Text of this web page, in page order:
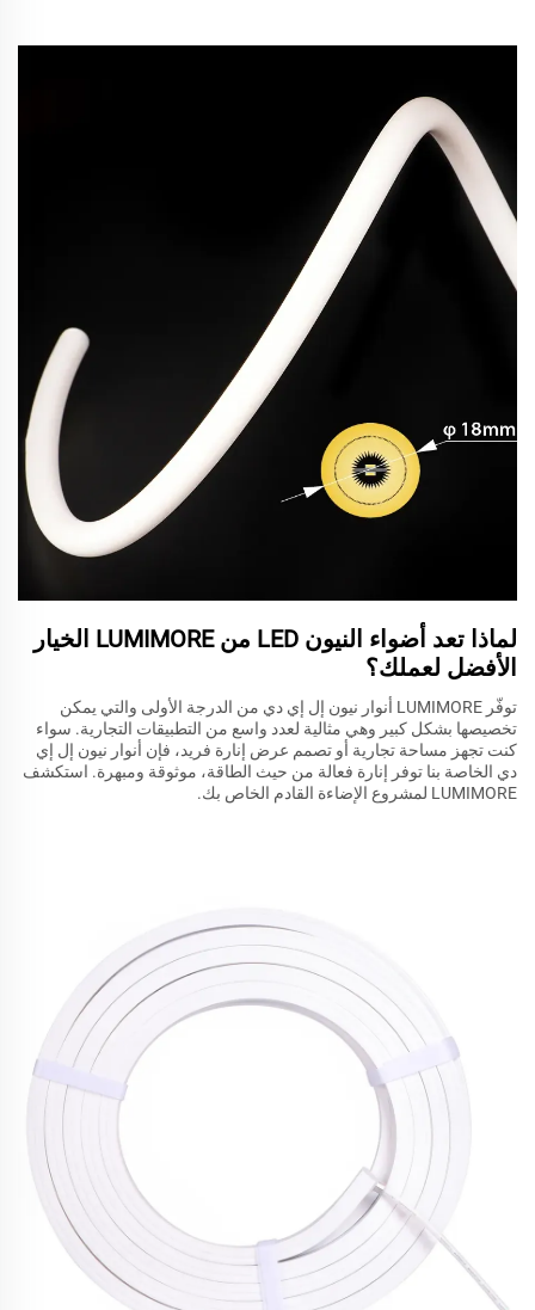
لماذا تعد أضواء النيون LED من LUMIMORE الخيار
الأفضل لعملك؟
توفّر LUMIMORE أنوار نيون إل إي دي من الدرجة الأولى والتي يمكن
تخصيصها بشكل كبير وهي مثالية لعدد واسع من التطبيقات التجارية. سواء
كنت تجهز مساحة تجارية أو تصمم عرض إنارة فريد، فإن أنوار نيون إل إي
دي الخاصة بنا توفر إنارة فعالة من حيث الطاقة، موثوقة ومبهرة. استكشف
LUMIMORE لمشروع الإضاءة القادم الخاص بك.